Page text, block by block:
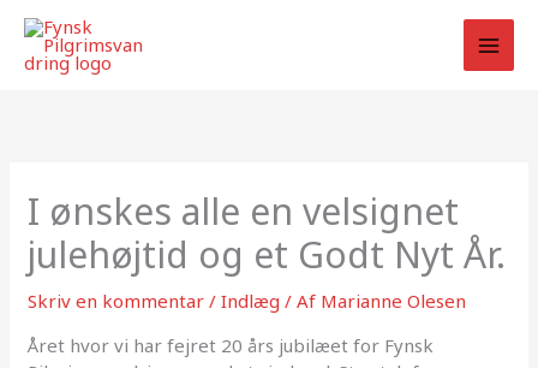
indholdet
I ønskes alle en velsignet
julehøjtid og et Godt Nyt År.
Skriv en kommentar /Indlæg / Af Marianne Olesen
Året hvor vi har fejret 20 års jubilæet for Fynsk